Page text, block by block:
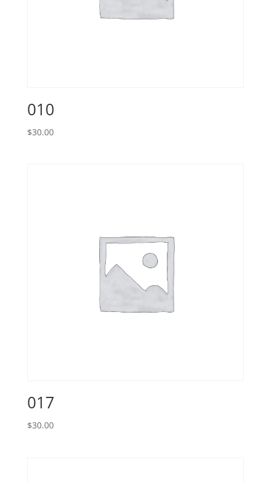
010
$30.00
017
$30.00